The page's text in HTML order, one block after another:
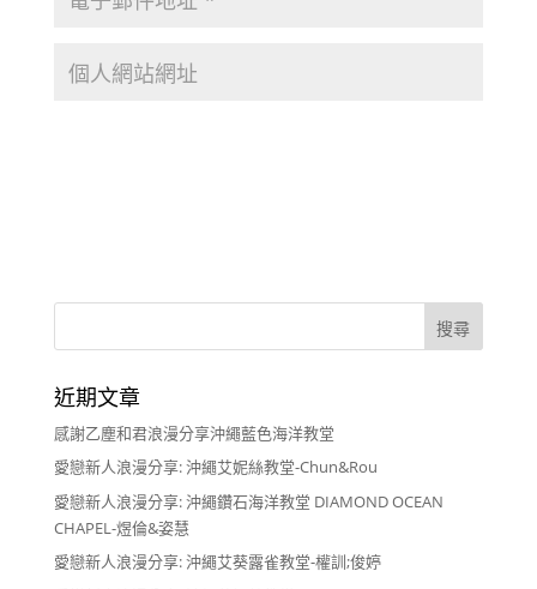
近期文章
感謝乙塵和君浪漫分享沖繩藍色海洋教堂
愛戀新人浪漫分享: 沖繩艾妮絲教堂-Chun&Rou
愛戀新人浪漫分享: 沖繩鑽石海洋教堂 DIAMOND OCEAN
CHAPEL-煜倫&姿慧
愛戀新人浪漫分享: 沖繩艾葵露雀教堂-權訓;俊婷